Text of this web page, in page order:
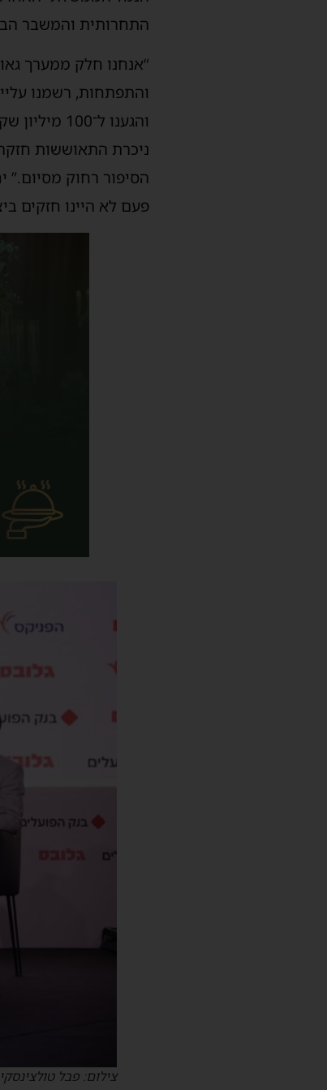
התחרותית והמשבר
“אנחנו חלק ממערך
והגענו
ניכרת התאוששות
הסיפור רחוק
פעם לא היינו חזקים
צילום: פבל טולצינסקי